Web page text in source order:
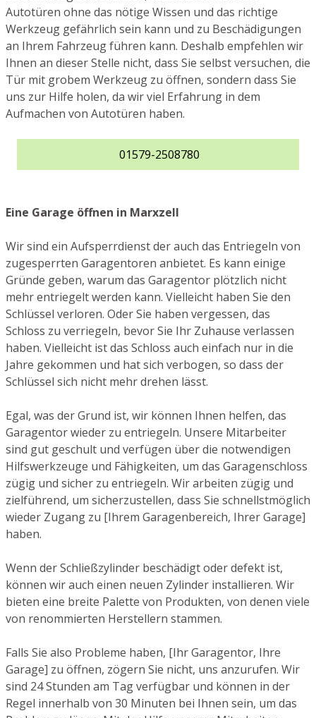
Autotüren ohne das nötige Wissen und das richtige
Werkzeug gefährlich sein kann und zu Beschädigungen
an Ihrem Fahrzeug führen kann. Deshalb empfehlen wir
Ihnen an dieser Stelle nicht, dass Sie selbst versuchen, die
Tür mit grobem Werkzeug zu öffnen, sondern dass Sie
uns zur Hilfe holen, da wir viel Erfahrung in dem
Aufmachen von Autotüren haben.
01579-2508780
Eine Garage öffnen in Marxzell
Wir sind ein Aufsperrdienst der auch das Entriegeln von
zugesperrten Garagentoren anbietet. Es kann einige
Gründe geben, warum das Garagentor plötzlich nicht
mehr entriegelt werden kann. Vielleicht haben Sie den
Schlüssel verloren. Oder Sie haben vergessen, das
Schloss zu verriegeln, bevor Sie Ihr Zuhause verlassen
haben. Vielleicht ist das Schloss auch einfach nur in die
Jahre gekommen und hat sich verbogen, so dass der
Schlüssel sich nicht mehr drehen lässt.
Egal, was der Grund ist, wir können Ihnen helfen, das
Garagentor wieder zu entriegeln. Unsere Mitarbeiter
sind gut geschult und verfügen über die notwendigen
Hilfswerkzeuge und Fähigkeiten, um das Garagenschloss
zügig und sicher zu entriegeln. Wir arbeiten zügig und
zielführend, um sicherzustellen, dass Sie schnellstmöglich
wieder Zugang zu [Ihrem Garagenbereich, Ihrer Garage]
haben.
Wenn der Schließzylinder beschädigt oder defekt ist,
können wir auch einen neuen Zylinder installieren. Wir
bieten eine breite Palette von Produkten, von denen viele
von renommierten Herstellern stammen.
Falls Sie also Probleme haben, [Ihr Garagentor, Ihre
Garage] zu öffnen, zögern Sie nicht, uns anzurufen. Wir
sind 24 Stunden am Tag verfügbar und können in der
Regel innerhalb von 30 Minuten bei Ihnen sein, um das